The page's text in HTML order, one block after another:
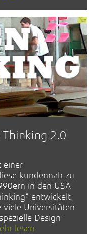
2.0
einer
kundennah zu
in den USA
entwickelt.
Universitäten
Design-
lesen